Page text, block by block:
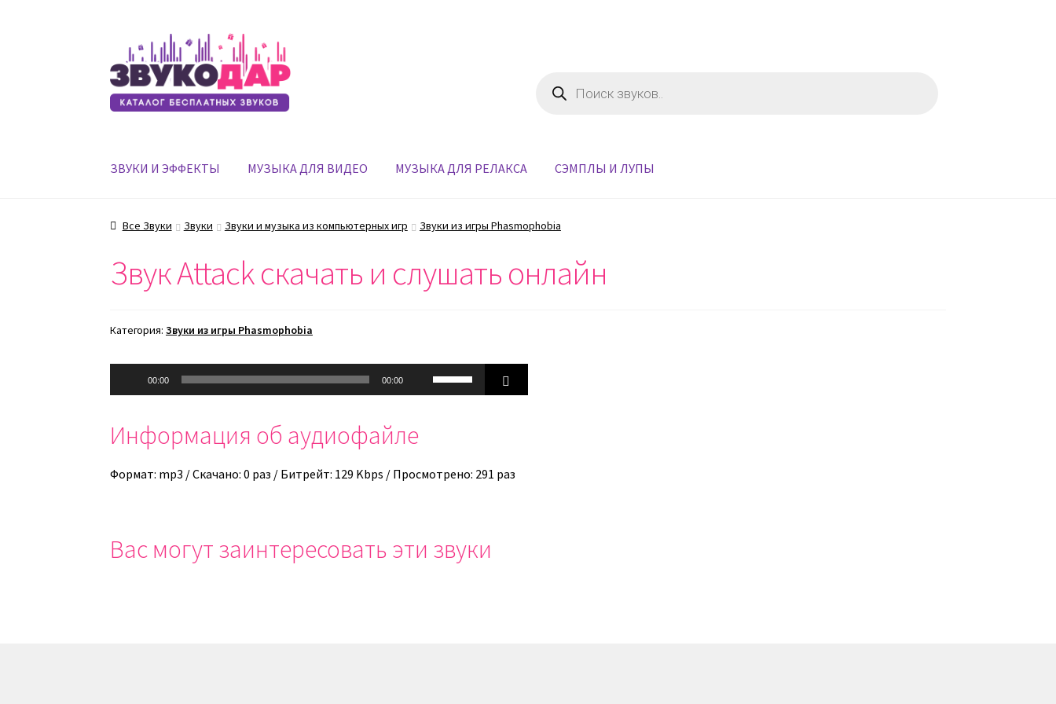
Перейти
к
навигации
Перейти
к
содержимому
товаров
ЗВУКИ И ЭФФЕКТЫ МУЗЫКА ДЛЯ ВИДЕО МУЗЫКА ДЛЯ РЕЛАКСА СЭМПЛЫ И ЛУПЫ
Все Звуки Звуки Звуки и музыка из компьютерных игр Звуки из игры Phasmophobia
Звук Attack скачать и слушать онлайн
Категория:Звуки из игры Phasmophobia
00:00 00:00
Используйте
клавиши
увеличить
Информация об аудиофайле
Формат: mp3 / Скачано: 0 раз / Битрейт: 129 Kbps / Просмотрено: 291 раз
Вас могут заинтересовать эти звуки